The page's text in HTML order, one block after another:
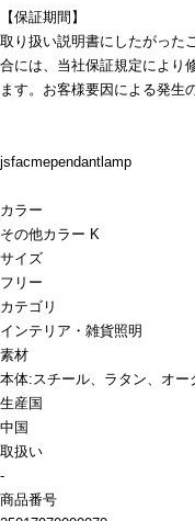
【保証期間】
取り扱い説明書にしたがった
合には、当社保証規定により
ます。お客様要因による発生
jsfacmependantlamp
カラー
その他カラー K
サイズ
フリー
カテゴリ
インテリア・雑貨照明
素材
本体:スチール、ラタン、オー
生産国
中国
取扱い
-
商品番号